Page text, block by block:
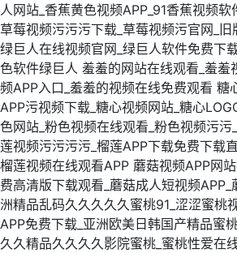
人网站_香蕉黄色视频APP_91香蕉视频软
草莓视频污污污下载_草莓视频污官网_
绿巨人在线视频官网_绿巨人软件免费下
色软件绿巨人 羞羞的网站在线观看_羞羞
频APP入口_羞羞的视频在线免费观看 糖
APP污视频下载_糖心视频网站_糖心
色网站_粉色视频在线观看_粉色视频污污
莲视频污污污污_榴莲APP下载免费下载
榴莲视频在线观看APP 蘑菇视频APP网
费高清版下载观看_蘑菇成人短视频APP_
洲精品乱码久久久久久蜜桃91_涩涩蜜桃
APP免费下载_亚洲欧美日韩国产精品蜜
久久精品久久久久影院蜜桃_蜜桃性爱在